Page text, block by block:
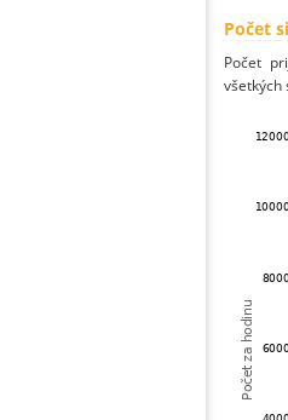
Počet
Počet
všetkých